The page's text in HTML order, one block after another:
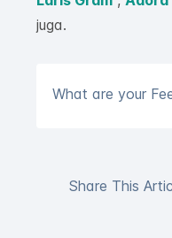
juga.
What are your
Share This